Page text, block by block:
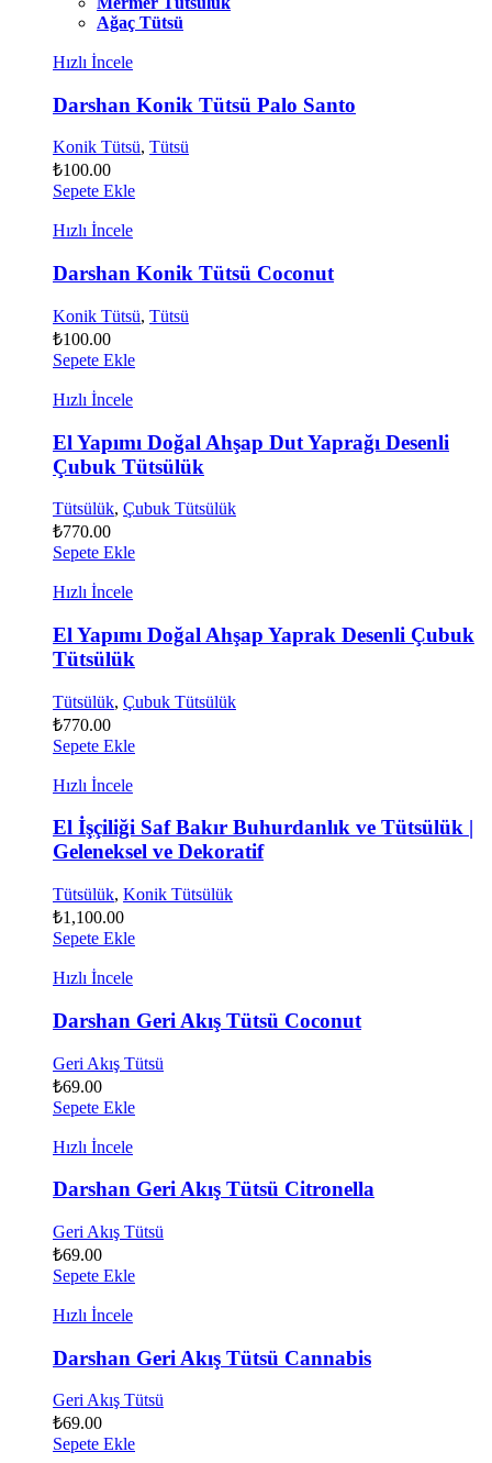
Ağaç Tütsü
Hızlı İncele
Darshan Konik Tütsü Palo Santo
Konik Tütsü, Tütsü
₺100.00
Sepete Ekle
Hızlı İncele
Darshan Konik Tütsü Coconut
Konik Tütsü, Tütsü
₺100.00
Sepete Ekle
Hızlı İncele
El Yapımı Doğal Ahşap Dut Yaprağı Desenli
Çubuk Tütsülük
Tütsülük, Çubuk Tütsülük
₺770.00
Sepete Ekle
Hızlı İncele
El Yapımı Doğal Ahşap Yaprak Desenli Çubuk
Tütsülük
Tütsülük, Çubuk Tütsülük
₺770.00
Sepete Ekle
Hızlı İncele
El İşçiliği Saf Bakır Buhurdanlık ve Tütsülük |
Geleneksel ve Dekoratif
Tütsülük, Konik Tütsülük
₺1,100.00
Sepete Ekle
Hızlı İncele
Darshan Geri Akış Tütsü Coconut
Geri Akış Tütsü
₺69.00
Sepete Ekle
Hızlı İncele
Darshan Geri Akış Tütsü Citronella
Geri Akış Tütsü
₺69.00
Sepete Ekle
Hızlı İncele
Darshan Geri Akış Tütsü Cannabis
Geri Akış Tütsü
₺69.00
Sepete Ekle